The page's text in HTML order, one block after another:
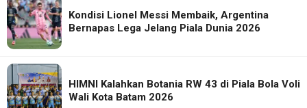
Kondisi Lionel Messi Membaik, Argentina
Bernapas Lega Jelang Piala Dunia 2026
HIMNI Kalahkan Botania RW 43 di Piala Bola Voli
Wali Kota Batam 2026